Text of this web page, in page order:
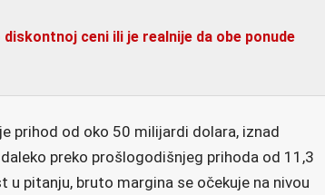
ceni ili je realnije da obe ponude
prihod od oko 50 milijardi dolara, iznad
preko prošlogodišnjeg prihoda od 11,3
pitanju, bruto margina se očekuje na nivou